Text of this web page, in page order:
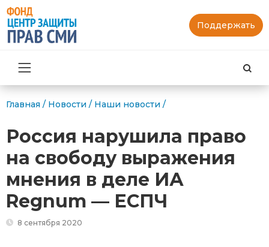
Поддержать
Главная / Новости / Наши новости /
Россия нарушила право
на свободу выражения
мнения в деле ИА
Regnum — ЕСПЧ
8 сентября 2020